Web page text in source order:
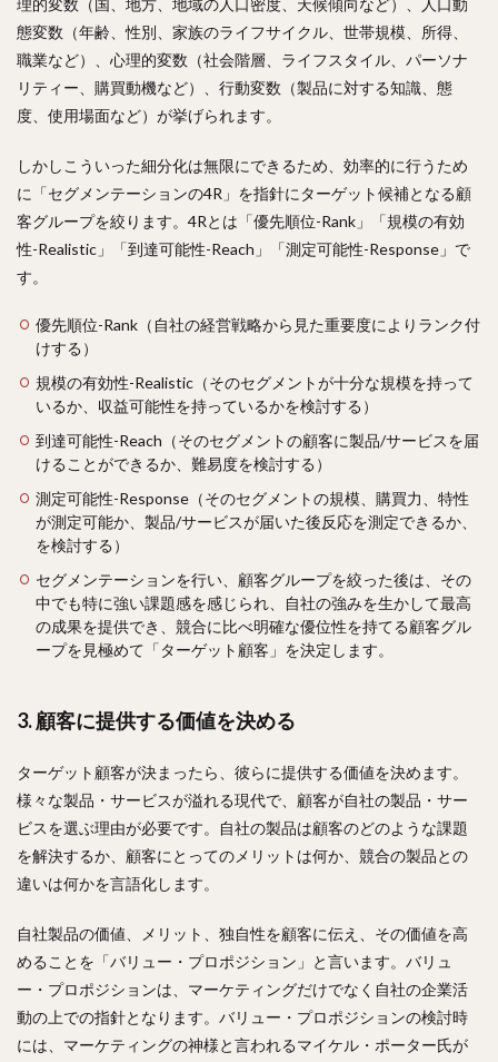
理的変数（国、地方、地域の人口密度、天候傾向など）、人口動
態変数（年齢、性別、家族のライフサイクル、世帯規模、所得、
職業など）、心理的変数（社会階層、ライフスタイル、パーソナ
リティー、購買動機など）、行動変数（製品に対する知識、態
度、使用場面など）が挙げられます。
しかしこういった細分化は無限にできるため、効率的に行うため
に「セグメンテーションの4R」を指針にターゲット候補となる顧
客グループを絞ります。4Rとは「優先順位-Rank」「規模の有効
性-Realistic」「到達可能性-Reach」「測定可能性-Response」で
す。
優先順位-Rank（自社の経営戦略から見た重要度によりランク付
けする）
規模の有効性-Realistic（そのセグメントが十分な規模を持って
いるか、収益可能性を持っているかを検討する）
到達可能性-Reach（そのセグメントの顧客に製品/サービスを届
けることができるか、難易度を検討する）
測定可能性-Response（そのセグメントの規模、購買力、特性
が測定可能か、製品/サービスが届いた後反応を測定できるか、
を検討する）
セグメンテーションを行い、顧客グループを絞った後は、その
中でも特に強い課題感を感じられ、自社の強みを生かして最高
の成果を提供でき、競合に比べ明確な優位性を持てる顧客グル
ープを見極めて「ターゲット顧客」を決定します。
3. 顧客に提供する価値を決める
ターゲット顧客が決まったら、彼らに提供する価値を決めます。
様々な製品・サービスが溢れる現代で、顧客が自社の製品・サー
ビスを選ぶ理由が必要です。自社の製品は顧客のどのような課題
を解決するか、顧客にとってのメリットは何か、競合の製品との
違いは何かを言語化します。
自社製品の価値、メリット、独自性を顧客に伝え、その価値を高
めることを「バリュー・プロポジション」と言います。バリュ
ー・プロポジションは、マーケティングだけでなく自社の企業活
動の上での指針となります。バリュー・プロポジションの検討時
には、マーケティングの神様と言われるマイケル・ポーター氏が